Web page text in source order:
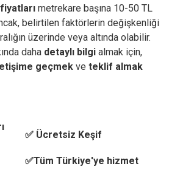
metrekare başına 10-50 TL
belirtilen faktörlerin değişkenliği
üzerinde veya altında olabilir.
daha detaylı bilgi almak için,
geçmek ve teklif almak
✅ Ücretsiz Keşif
✅Tüm Türkiye'ye hizmet